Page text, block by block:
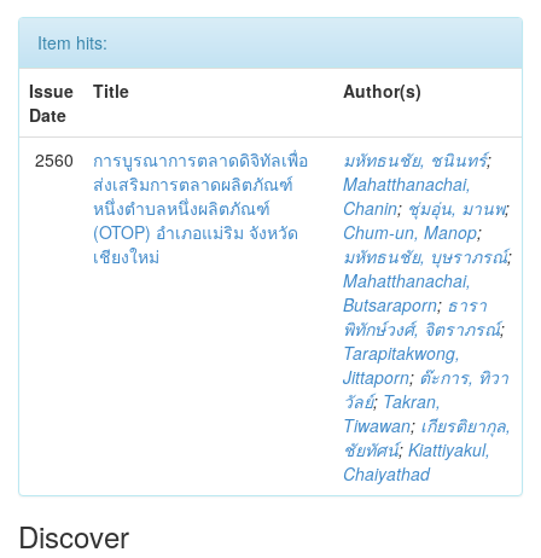
Item hits:
Issue
Date
Title Author(s)
2560
การบูรณาการตลาดดิจิทัลเพื่อ
ส่งเสริมการตลาดผลิตภัณฑ์
หนึ่งตำบลหนึ่งผลิตภัณฑ์
(OTOP) อำเภอแม่ริม จังหวัด
เชียงใหม่
มหัทธนชัย, ชนินทร์;
Mahatthanachai,
Chanin; ชุ่มอุ่น, มานพ;
Chum-un, Manop;
มหัทธนชัย, บุษราภรณ์;
Mahatthanachai,
Butsaraporn; ธารา
พิทักษ์วงศ์, จิตราภรณ์;
Tarapitakwong,
Jittaporn; ต๊ะการ, ทิวา
วัลย์; Takran,
Tiwawan; เกียรติยากุล,
ชัยทัศน์; Kiattiyakul,
Chaiyathad
Discover